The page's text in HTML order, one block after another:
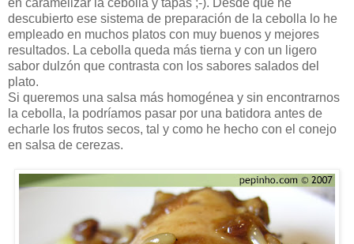
descubierto ese sistema de preparación de la cebolla lo he
empleado en muchos platos con muy buenos y mejores
resultados. La cebolla queda más tierna y con un ligero
sabor dulzón que contrasta con los sabores salados del
plato.
Si queremos una salsa más homogénea y sin encontrarnos
la cebolla, la podríamos pasar por una batidora antes de
echarle los frutos secos, tal y como he hecho con el conejo
en salsa de cerezas.